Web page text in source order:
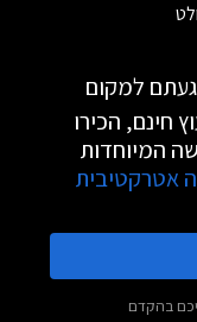
למקום
חינם, הכירו
המיוחדות
אטרקטיבית
בהקדם